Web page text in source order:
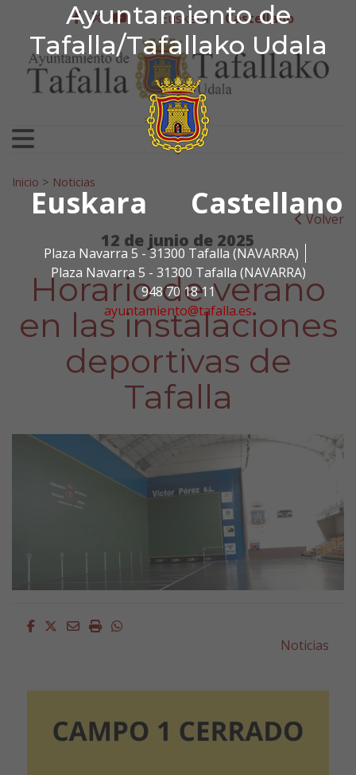
Ayuntamiento de
Tafalla/Tafallako Udala
Euskara Castellano
Plaza Navarra 5 - 31300 Tafalla (NAVARRA)
Plaza Navarra 5 - 31300 Tafalla (NAVARRA)
948 70 18 11
ayuntamiento@tafalla.es
Ir al contenido
Ayuntamiento de
facebook
twitter
youtube
Euskera Castellano
Search for:
Inicio > Noticias
Volver
12 de junio de 2025
Horario de verano
en las instalaciones
deportivas de
Tafalla
Facebook
Twitter
EmailImprimirWhatsapp
Noticias